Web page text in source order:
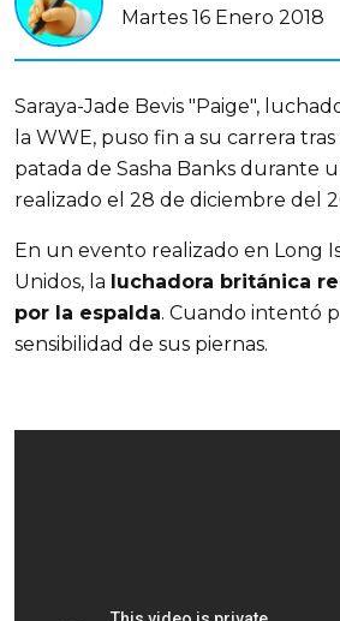
Martes 16 Enero 2018
Saraya-Jade Bevis "Paige",
la WWE, puso fin a su carrera
patada de Sasha Banks durante
realizado el 28 de diciembre del
En un evento realizado en Long
Unidos, la luchadora británica
por la espalda. Cuando intentó
sensibilidad de sus piernas.